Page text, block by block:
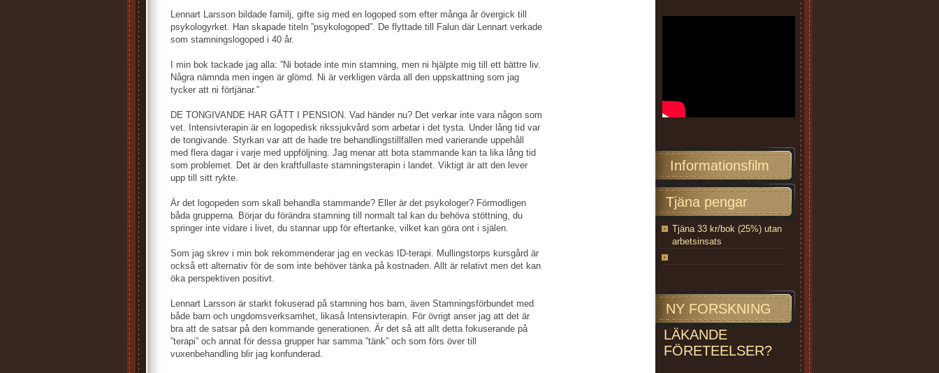
Lennart Larsson bildade familj, gifte sig med en logoped som efter många år övergick till
psykologyrket. Han skapade titeln ”psykologoped”. De flyttade till Falun där Lennart verkade
som stamningslogoped i 40 år.
I min bok tackade jag alla: ”Ni botade inte min stamning, men ni hjälpte mig till ett bättre liv.
Några nämnda men ingen är glömd. Ni är verkligen värda all den uppskattning som jag
tycker att ni förtjänar.”
DE TONGIVANDE HAR GÅTT I PENSION. Vad händer nu? Det verkar inte vara någon som
vet. Intensivterapin är en logopedisk rikssjukvård som arbetar i det tysta. Under lång tid var
de tongivande. Styrkan var att de hade tre behandlingstillfällen med varierande uppehåll
med flera dagar i varje med uppföljning. Jag menar att bota stammande kan ta lika lång tid
som problemet. Det är den kraftfullaste stamningsterapin i landet. Viktigt är att den lever
upp till sitt rykte.
Är det logopeden som skall behandla stammande? Eller är det psykologer? Förmodligen
båda grupperna. Börjar du förändra stamning till normalt tal kan du behöva stöttning, du
springer inte vidare i livet, du stannar upp för eftertanke, vilket kan göra ont i själen.
Som jag skrev i min bok rekommenderar jag en veckas ID-terapi. Mullingstorps kursgård är
också ett alternativ för de som inte behöver tänka på kostnaden. Allt är relativt men det kan
öka perspektiven positivt.
Lennart Larsson är starkt fokuserad på stamning hos barn, även Stamningsförbundet med
både barn och ungdomsverksamhet, likaså Intensivterapin. För övrigt anser jag att det är
bra att de satsar på den kommande generationen. Är det så att allt detta fokuserande på
”terapi” och annat för dessa grupper har samma ”tänk” och som förs över till
vuxenbehandling blir jag konfunderad.
Informationsfilm
Tjäna pengar
Tjäna 33 kr/bok (25%) utan
arbetsinsats
NY FORSKNING
LÄKANDE
FÖRETEELSER?